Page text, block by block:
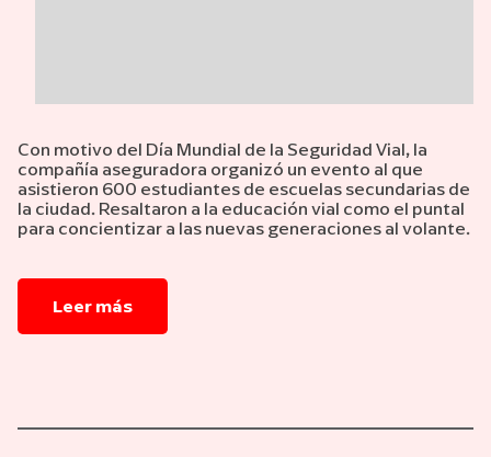
Con motivo del Día Mundial de la Seguridad Vial, la
compañía aseguradora organizó un evento al que
asistieron 600 estudiantes de escuelas secundarias de
la ciudad. Resaltaron a la educación vial como el puntal
para concientizar a las nuevas generaciones al volante.
Leer más